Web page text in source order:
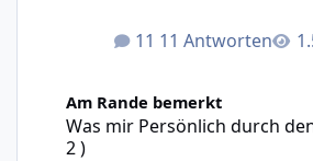
11 Antworten
Am Rande bemerkt
Was mir Persönlich durch
2 )